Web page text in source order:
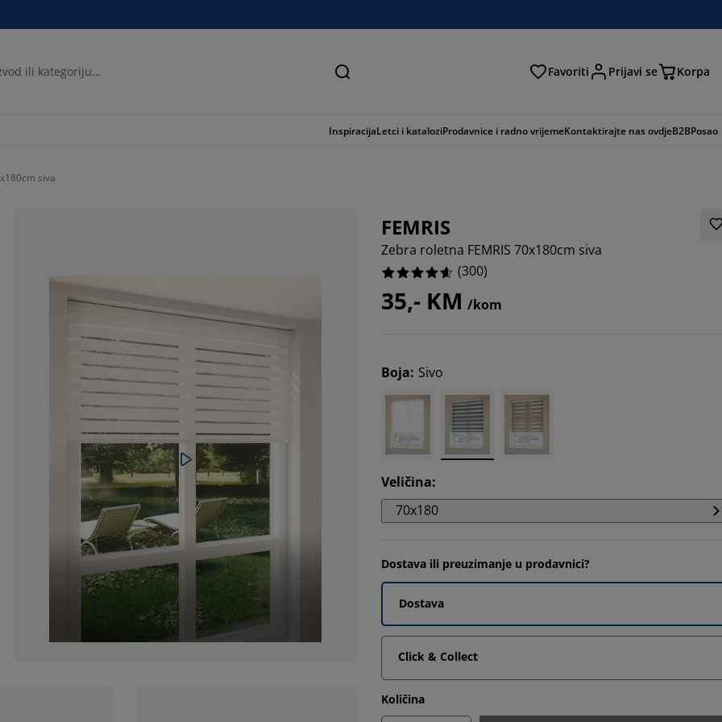
Traži Favoriti Prijavi se Korpa
InspiracijaLetci i kataloziProdavnice i radno vrijemeKontaktirajte nas ovdjeB2BPosao
siva
FEMRIS
Zebra roletna FEMRIS 70x180cm siva
(300)
35,- KM /kom
Boja: Sivo
Veličina:
70x180
Dostava ili preuzimanje u prodavnici?
Dostava
Click & Collect
Količina
5.666666666666666%
1.3333333333333335%
4.333333333333334%